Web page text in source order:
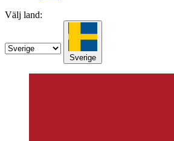
Välj land:
Sverige